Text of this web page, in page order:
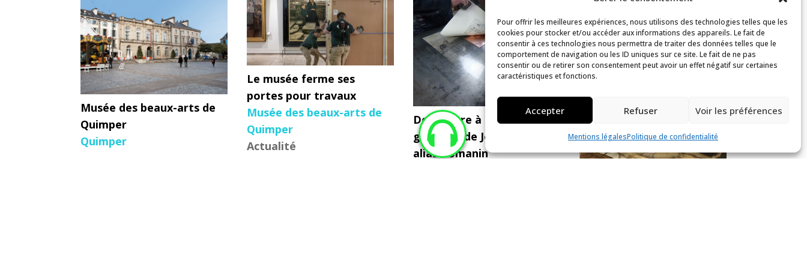
Pour offrir les meilleures expériences, nous utilisons des technologies telles que les
cookies pour stocker et/ou accéder aux informations des appareils. Le fait de
consentir à ces technologies nous permettra de traiter des données telles que le
comportement de navigation ou les ID uniques sur ce site. Le fait de ne pas
consentir ou de retirer son consentement peut avoir un effet négatif sur certaines
caractéristiques et fonctions.
Accepter Refuser Voir les préférences
Mentions légalesPolitique de confidentialité
Musée des beaux-arts de
Quimper
Quimper
Le musée ferme ses
portes pour travaux
Musée des beaux-arts de
Quimper
Actualité
De l’ombre à la lumière :
gravures de Jean Moulin,
alias Romanin